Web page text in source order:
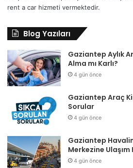
rent a car hizmeti vermektedir.
Blog Yazıları
Gaziantep Aylık
Alma mı Karlı?
4 gün önce
Gaziantep Araç
Sorular
4 gün önce
Gaziantep
Merkezine Ulaşım
4 gün önce